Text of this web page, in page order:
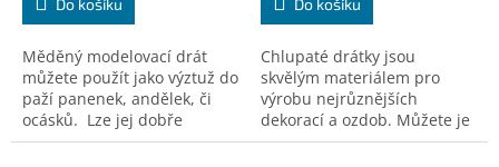
Do košíku
Měděný modelovací drát
můžete použít jako výztuž do
paží panenek, andělek, či
ocásků. Lze jej dobře
tvarovat, ale pro práci jsou
Do košíku
Chlupaté drátky jsou
skvělým materiálem pro
výrobu nejrůznějších
dekorací a ozdob. Můžete je
ale také použít jako výztuž